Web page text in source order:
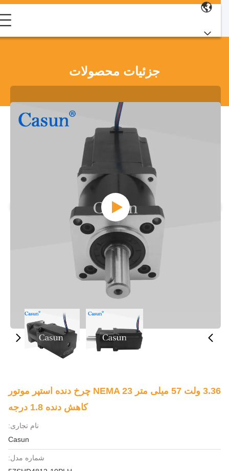
جزئیات محصولات
3.36 ولت 57 میلی متر NEMA 23 چرخ دنده استپر موتور
کاهش دنده 1.8 درجه
نام تجاری:
Casun
شماره مدل: